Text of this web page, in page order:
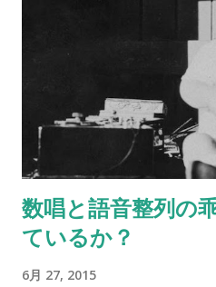
数唱と語音整列の
ているか？
6月 27, 2015